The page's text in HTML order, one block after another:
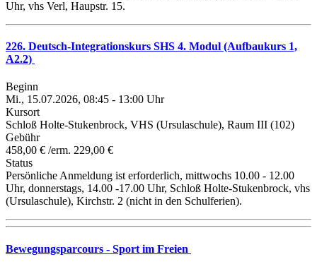
Uhr, vhs Verl, Haupstr. 15.
226. Deutsch-Integrationskurs SHS 4. Modul (Aufbaukurs 1,
A2.2)
Beginn
Mi., 15.07.2026, 08:45 - 13:00 Uhr
Kursort
Schloß Holte-Stukenbrock, VHS (Ursulaschule), Raum III (102)
Gebühr
458,00 € /erm. 229,00 €
Status
Persönliche Anmeldung ist erforderlich, mittwochs 10.00 - 12.00
Uhr, donnerstags, 14.00 -17.00 Uhr, Schloß Holte-Stukenbrock, vhs
(Ursulaschule), Kirchstr. 2 (nicht in den Schulferien).
Bewegungsparcours - Sport im Freien